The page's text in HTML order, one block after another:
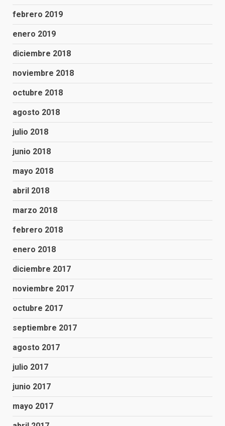
febrero 2019
enero 2019
diciembre 2018
noviembre 2018
octubre 2018
agosto 2018
julio 2018
junio 2018
mayo 2018
abril 2018
marzo 2018
febrero 2018
enero 2018
diciembre 2017
noviembre 2017
octubre 2017
septiembre 2017
agosto 2017
julio 2017
junio 2017
mayo 2017